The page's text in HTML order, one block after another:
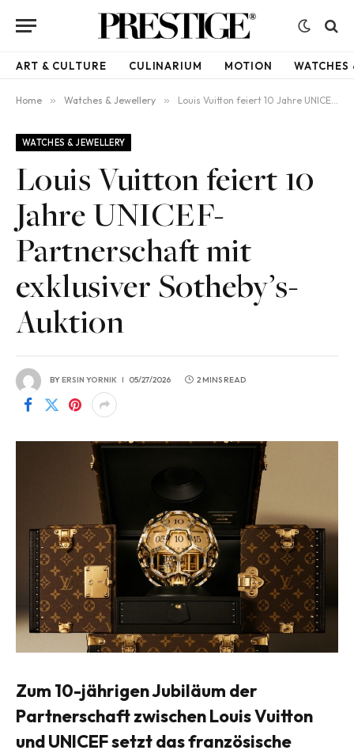
ART & CULTURE CULINARIUM MOTION WATCHES
Home » Watches & Jewellery » Louis Vuitton feiert 10 Jahre UNICEF-Partnerschaft mit exklusiver Sotheby’s-Auktion
WATCHES & JEWELLERY
Louis Vuitton feiert 10
Jahre UNICEF-
Partnerschaft mit
exklusiver Sotheby’s-
Auktion
BYERSIN YORNIK 05/27/2026 2 MINS READ
Zum 10-jährigen Jubiläum der
Partnerschaft zwischenLouis Vuitton
undUNICEFsetzt das französische